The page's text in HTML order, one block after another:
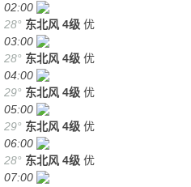
02:00
28° 东北风 4级 优
03:00
28° 东北风 4级 优
04:00
29° 东北风 4级 优
05:00
29° 东北风 4级 优
06:00
28° 东北风 4级 优
07:00